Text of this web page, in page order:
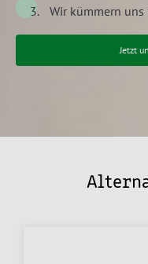
Wir kümmern
Jetzt